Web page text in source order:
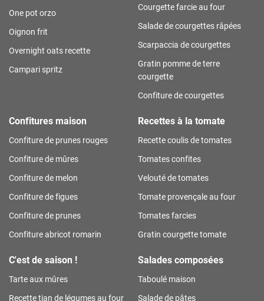
One pot orzo
Oignon frit
Overnight oats recette
Campari spritz
Courgette farcie au four
Salade de courgettes râpées
Scarpaccia de courgettes
Gratin pomme de terre
courgette
Confiture de courgettes
Confitures maison
Confiture de prunes rouges
Confiture de mûres
Confiture de melon
Confiture de figues
Confiture de prunes
Confiture abricot romarin
Recettes à la tomate
Recette coulis de tomates
Tomates confites
Velouté de tomates
Tomate provençale au four
Tomates farcies
Gratin courgette tomate
C'est de saison !
Tarte aux mûres
Recette tian de légumes au four
Salades composées
Taboulé maison
Salade de pâtes